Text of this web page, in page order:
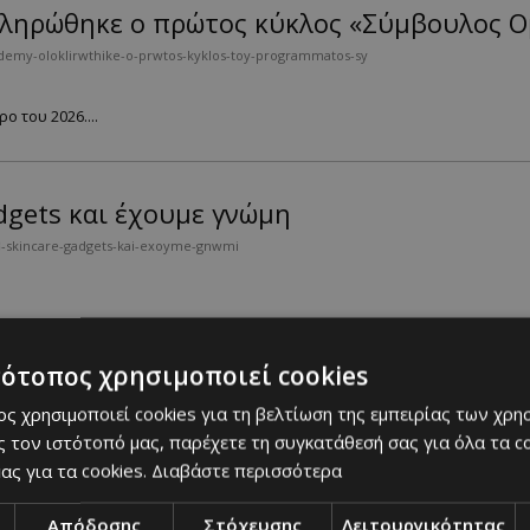
ο πρώτος κύκλος «Σύμβουλος
oloklirwthike-o-prwtos-kyklos-toy-programmatos-sy
του 2026....
και έχουμε γνώμη
gadgets-kai-exoyme-gnwmi
guest φορέματα της κυπριακής
ta-pio-chic-wedding-guest-foremata-tis-kypriakis-agoras
άνεση και σύγχρονο στυλ....
χρησιμοποιεί cookies
χρησιμοποιεί cookies για τη βελτίωση της εμπειρίας των
τον ιστότοπό μας, παρέχετε τη συγκατάθεσή σας για όλα τα
για τα cookies. Διαβάστε περισσότερα
Απόδοσης Στόχευσης Λειτουργικότητας